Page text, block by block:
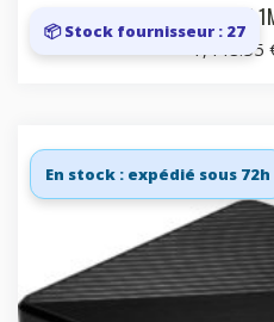
Modern AM272P
1,448.55
📦 Stock fournisseur : 27
En stock : expédié sous 72h